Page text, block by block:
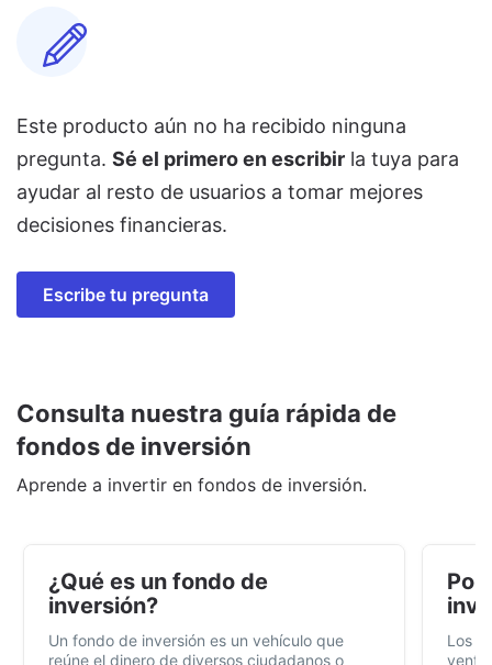
Este producto aún no ha recibido ninguna
pregunta. Sé el primero en escribir la tuya para
ayudar al resto de usuarios a tomar mejores
decisiones financieras.
Escribe tu pregunta
Consulta nuestra guía rápida de
fondos de inversión
Aprende a invertir en fondos de inversión.
¿Qué es un fondo de
inversión?
Un fondo de inversión es un vehículo que
reúne el dinero de diversos ciudadanos o
Por
Los